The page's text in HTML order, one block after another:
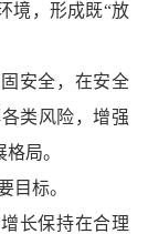
境，形成既“放
安全，在安全
类风险，增强
局。
标。
长保持在合理